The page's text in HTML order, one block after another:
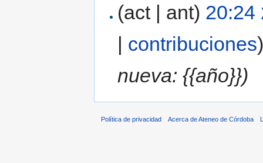
(act | ant) 20:24
| contribuciones
nueva: {{año}})
Política de privacidad Acerca de Ateneo de Córdoba